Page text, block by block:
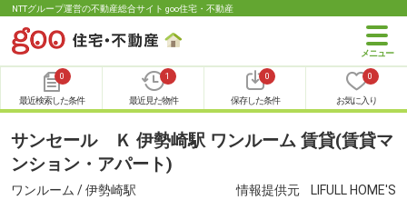
NTTグループ運営の不動産総合サイト goo住宅・不動産
0
最近検索した条件
1
最近見た物件
0
保存した条件
0
お気に入り
サンセール Ｋ 伊勢崎駅 ワンルーム 賃貸(賃貸マ
ンション・アパート)
ワンルーム / 伊勢崎駅 情報提供元 LIFULL HOME'S